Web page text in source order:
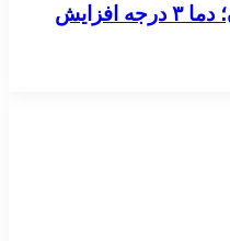
باد و باران پدیده غالب اصفهان؛ دما ۳ درجه افزایش